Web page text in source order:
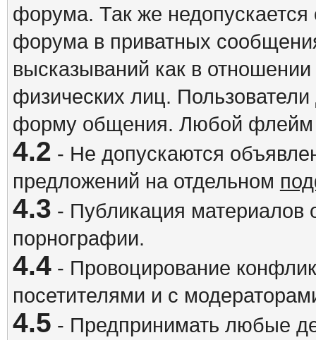
форума. Так же недопускается
форума в приватных
высказываний как в
физических лиц.
форму общения. Любой флейм
4.2 - Не допускаются
предложений на отдельном
4.3 - Публикация материалов
порнографии.
4.4- Провоцирование
посетителями и с
4.5 - Предпринимать любые